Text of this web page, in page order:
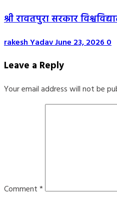
श्री रावतपुरा सरकार
rakesh YadavJune 23, 20260
Leave a Reply
Your email address will not be
Comment*